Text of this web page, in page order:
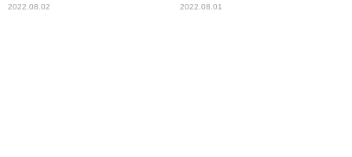
ら
2022.08.02 2022.08.01